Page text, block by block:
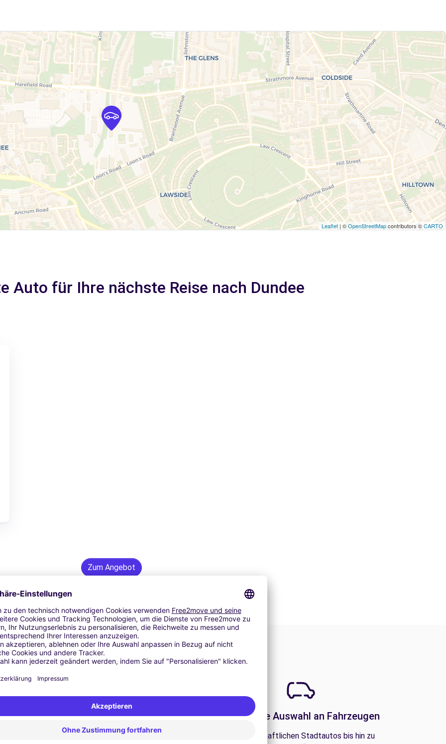
Leaflet | ©OpenStreetMapcontributors ©CARTO
Auto für Ihre nächste Reise nach Dundee
Zum Angebot
24/7 Unterstützung
Probleme auf der Straße? Unser Support-Service
Eine große Auswahl an Fahrzeugen
Von wirtschaftlichen Stadtautos bis hin zu